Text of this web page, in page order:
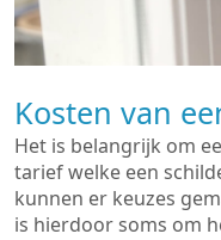
Kosten van
Het is belangrijk om
tarief welke een
kunnen er keuzes
is hierdoor soms om